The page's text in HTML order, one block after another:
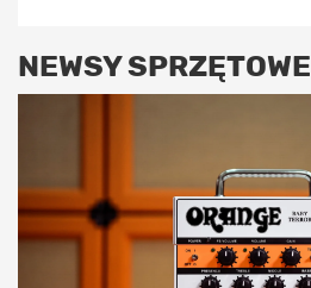
NEWSY SPRZĘTOWE